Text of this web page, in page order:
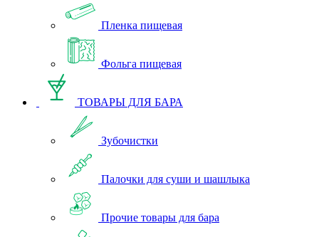
Пленка пищевая
Фольга пищевая
ТОВАРЫ ДЛЯ БАРА
Зубочистки
Палочки для суши и шашлыка
Прочие товары для бара